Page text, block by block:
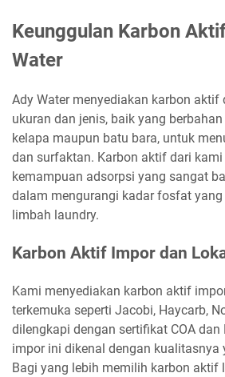
Keunggulan Karbon
Water
Ady Water menyediakan karbon aktif
ukuran dan jenis, baik yang
kelapa maupun batu bara, untuk
dan surfaktan. Karbon aktif dari
kemampuan adsorpsi yang sangat
dalam mengurangi kadar fosfat
limbah laundry.
Karbon Aktif Impor dan
Kami menyediakan karbon aktif
terkemuka seperti Jacobi, Haycarb,
dilengkapi dengan sertifikat COA
impor ini dikenal dengan kualitasnya
Bagi yang lebih memilih karbon aktif